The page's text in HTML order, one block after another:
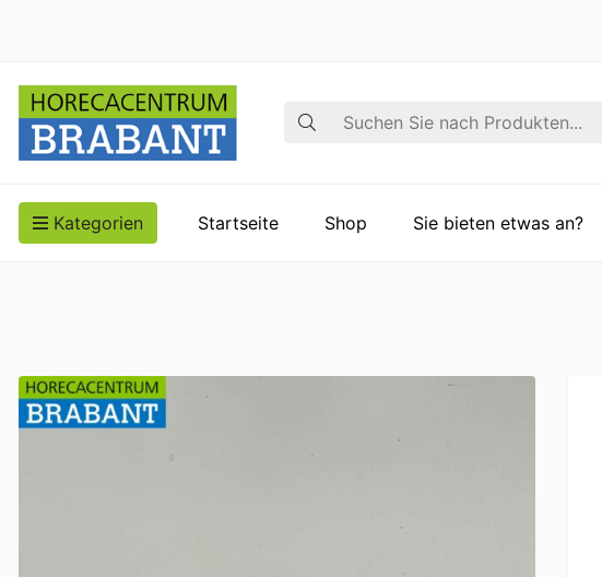
Suche
Kategorien Startseite Shop Sie bieten etwas an?